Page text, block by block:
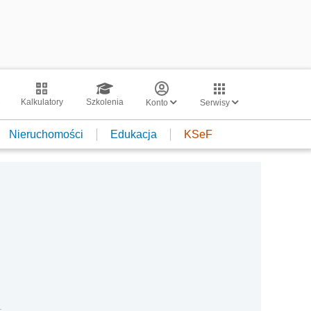
Kalkulatory Szkolenia Konto Serwisy
Nieruchomości Edukacja KSeF